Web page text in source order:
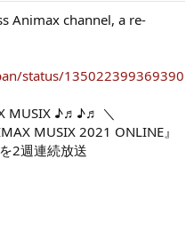
Animax channel, a re-
status/135022399369390
MUSIX ♪♬♪♬ ＼
MUSIX 2021 ONLINE』
2週連続放送